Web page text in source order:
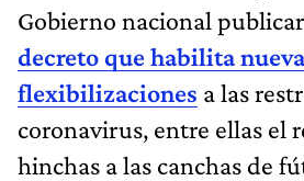
Gobierno nacional
decreto que habilita
flexibilizaciones a las
coronavirus, entre ellas el
hinchas a las canchas de